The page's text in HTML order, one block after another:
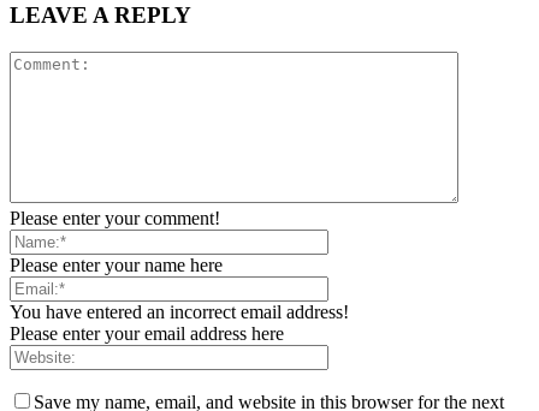
LEAVE A REPLY
Please enter your comment!
Please enter your name here
You have entered an incorrect email address!
Please enter your email address here
Save my name, email, and website in this browser for the next